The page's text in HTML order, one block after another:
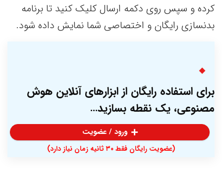
کرده و سپس روی دکمه ارسال کلیک کنید تا برنامه
بدنسازی رایگان و اختصاصی شما نمایش داده شود.
برای استفاده رایگان از ابزارهای آنلاین هوش
مصنوعی، یک نقطه بسازید…
ورود / عضویت
(عضویت رایگان فقط ۳۰ ثانیه زمان نیاز دارد)